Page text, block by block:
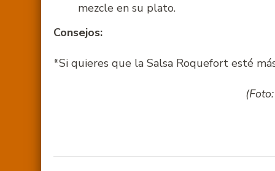
mezcle en su plato.
Consejos:
*Si quieres que la Salsa Roquefort esté